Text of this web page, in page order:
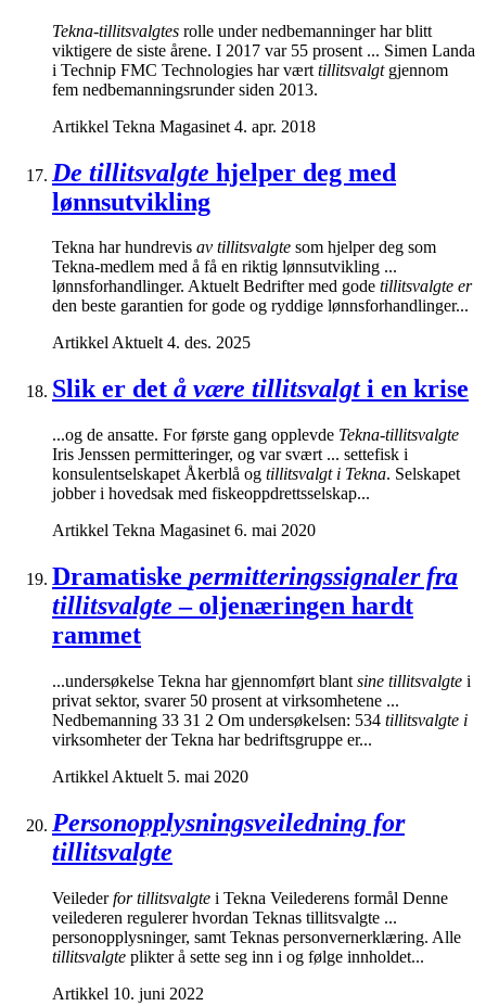
Tekna-tillitsvalgtes rolle under nedbemanninger har blitt
viktigere de siste årene. I 2017 var 55 prosent ... Simen Landa
i Technip FMC Technologies har vært tillitsvalgtgjennom
fem nedbemanningsrunder siden 2013.
Artikkel Tekna Magasinet 4. apr. 2018
De tillitsvalgte hjelper deg med
lønnsutvikling
Tekna har hundrevis av tillitsvalgte som hjelper deg som
Tekna-medlem med å få en riktig lønnsutvikling ...
lønnsforhandlinger. Aktuelt Bedrifter med gode tillitsvalgte er
den beste garantien for gode og ryddige lønnsforhandlinger...
ArtikkelAktuelt 4. des. 2025
Slik er det å være tillitsvalgti en krise
...og de ansatte. For første gang opplevde Tekna-tillitsvalgte
Iris Jenssen permitteringer, og var svært ... settefisk i
konsulentselskapet Åkerblå og tillitsvalgt i Tekna. Selskapet
jobber i hovedsak med fiskeoppdrettsselskap...
Artikkel Tekna Magasinet 6. mai 2020
Dramatiske permitteringssignaler fra
tillitsvalgte – oljenæringen hardt
rammet
...undersøkelse Tekna har gjennomført blant sine tillitsvalgte i
privat sektor, svarer 50 prosent at virksomhetene ...
Nedbemanning 33 31 2 Om undersøkelsen: 534 tillitsvalgte i
virksomheter der Tekna har bedriftsgruppe er...
Artikkel Aktuelt 5. mai 2020
Personopplysningsveiledning for
tillitsvalgte
Veilederfor tillitsvalgte i Tekna Veilederens formål Denne
veilederen regulerer hvordan Teknas tillitsvalgte ...
personopplysninger, samt Teknas personvernerklæring. Alle
tillitsvalgte plikter å sette seg inn i og følge innholdet...
Artikkel 10. juni 2022